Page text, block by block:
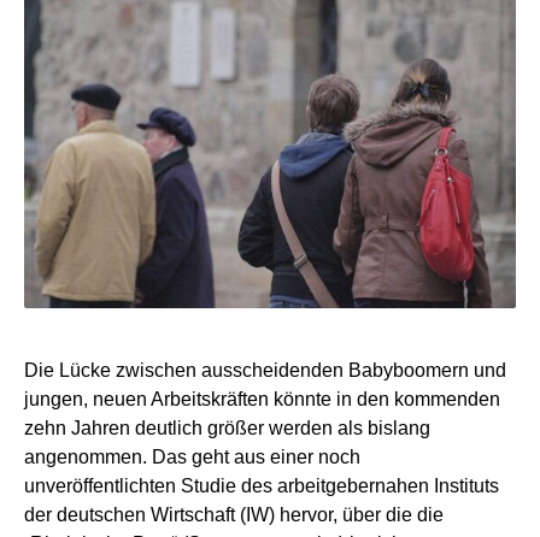
Die Lücke zwischen ausscheidenden Babyboomern und
jungen, neuen Arbeitskräften könnte in den kommenden
zehn Jahren deutlich größer werden als bislang
angenommen. Das geht aus einer noch
unveröffentlichten Studie des arbeitgebernahen Instituts
der deutschen Wirtschaft (IW) hervor, über die die